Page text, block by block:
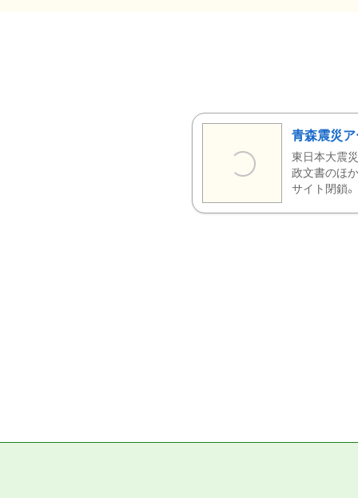
青森震災ア
東日本大震
政文書のほ
サイト閉鎖。